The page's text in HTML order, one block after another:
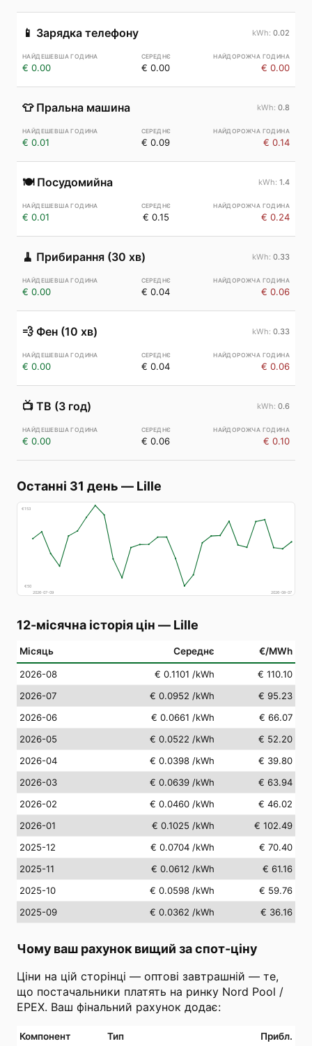
📱 Зарядка телефону 0.02
€ 0.00 € 0.00 € 0.00
👕 Пральна машина 0.8
€ 0.01 € 0.09 € 0.14
🍽️ Посудомийна 1.4
€ 0.01 € 0.15 € 0.24
🧹 Прибирання (30 хв) 0.33
€ 0.00 € 0.04 € 0.06
💨 Фен (10 хв) 0.33
€ 0.00 € 0.04 € 0.06
📺 ТВ (3 год) 0.6
€ 0.00 € 0.06 € 0.10
Останні 31 день — Lille
€153
€50
2026-07-09
2026-08-07
12-місячна історія цін — Lille
Місяць Середнє €/MWh
2026-08 € 0.1101 /kWh
€ 110.10
2026-07
€ 0.0952 /kWh
€ 95.23
2026-06
€ 0.0661 /kWh
€ 66.07
2026-05
€ 0.0522 /kWh
€ 52.20
2026-04
€ 0.0398 /kWh
€ 39.80
2026-03
€ 0.0639 /kWh
€ 63.94
2026-02
€ 0.0460 /kWh
€ 46.02
2026-01
€ 0.1025 /kWh
€ 102.49
2025-12
€ 0.0704 /kWh
€ 70.40
2025-11
€ 0.0612 /kWh
€ 61.16
2025-10
€ 0.0598 /kWh
€ 59.76
2025-09
€ 0.0362 /kWh € 36.16
Чому ваш рахунок вищий за спот-ціну
Ціни на цій сторінці — оптові завтрашній — те,
що постачальники платять на ринку Nord Pool /
EPEX. Ваш фінальний рахунок додає:
Компонент Тип Прибл.